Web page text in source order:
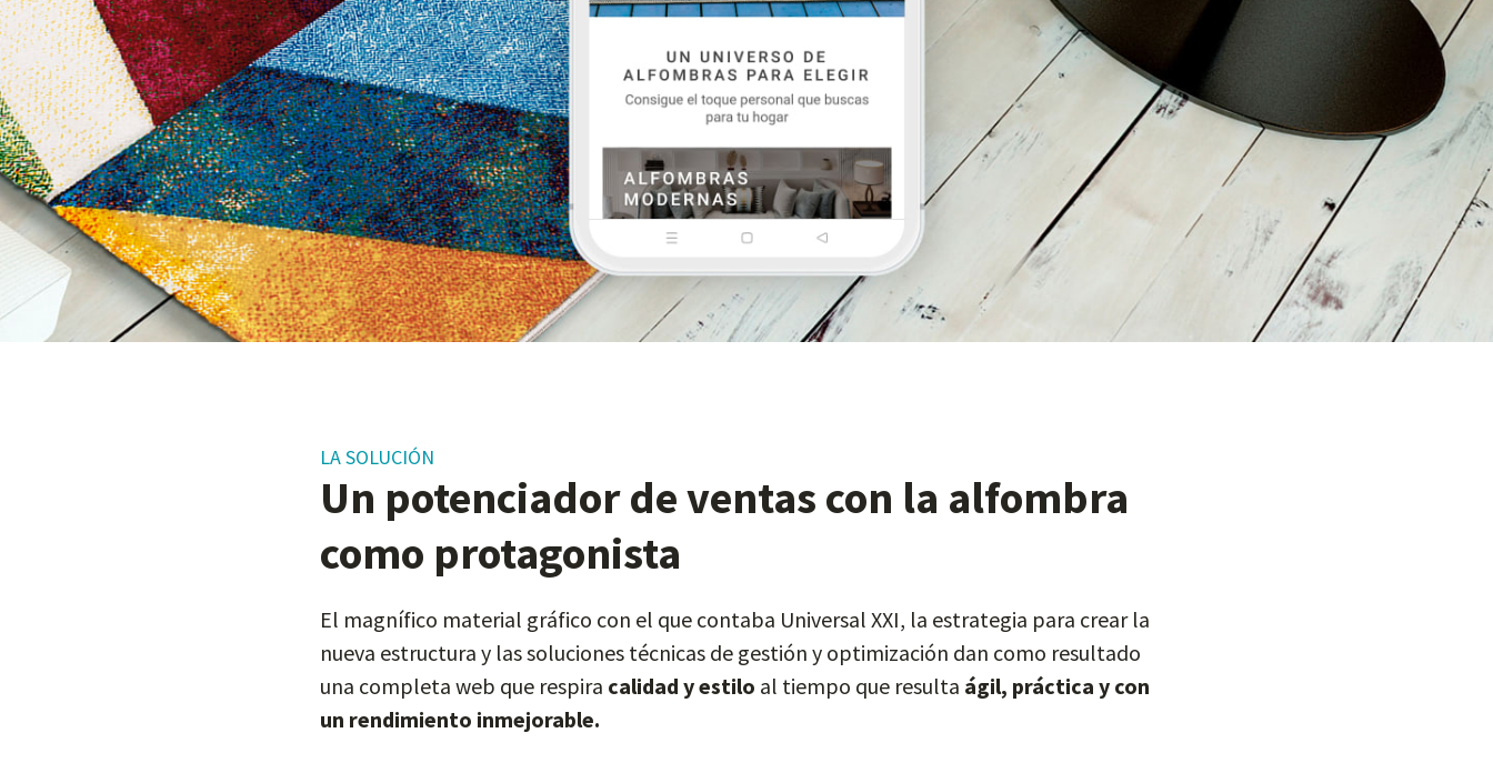
LA SOLUCIÓN
Un potenciador de ventas con la alfombra
como protagonista
El magnífico material gráfico con el que contaba Universal XXI, la estrategia para crear la
nueva estructura y las soluciones técnicas de gestión y optimización dan como resultado
una completa web que respira calidad y estilo al tiempo que resulta ágil, práctica y con
un rendimiento inmejorable.